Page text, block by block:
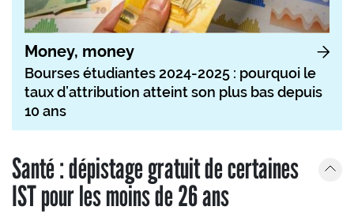
Money, money
Bourses étudiantes 2024-2025 : pourquoi le
taux d’attribution atteint son plus bas depuis
10 ans
Santé : dépistage gratuit de certaines
IST pour les moins de 26 ans